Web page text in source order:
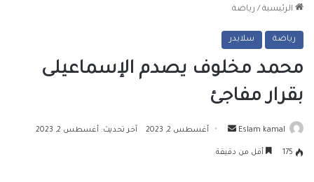
الرئيسية / رياضة
رياضة سلايدر
محمد مخلوف يصدم الإسماعيلى
بقرار مفاجئ
Eslam kamal
أرسل أغسطس 2, 2023 آخر تحديث: أغسطس 2, 2023
175 أقل من دقيقة